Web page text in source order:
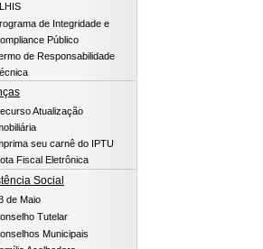
de Integridade e
Público
de Responsabilidade
Atualização
seu carnê do IPTU
Fiscal Eletrônica
Social
de Maio
Tutelar
Municipais